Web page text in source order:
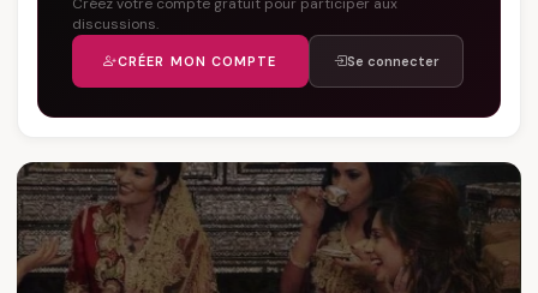
discussions.
CRÉER MON COMPTE Se connecter